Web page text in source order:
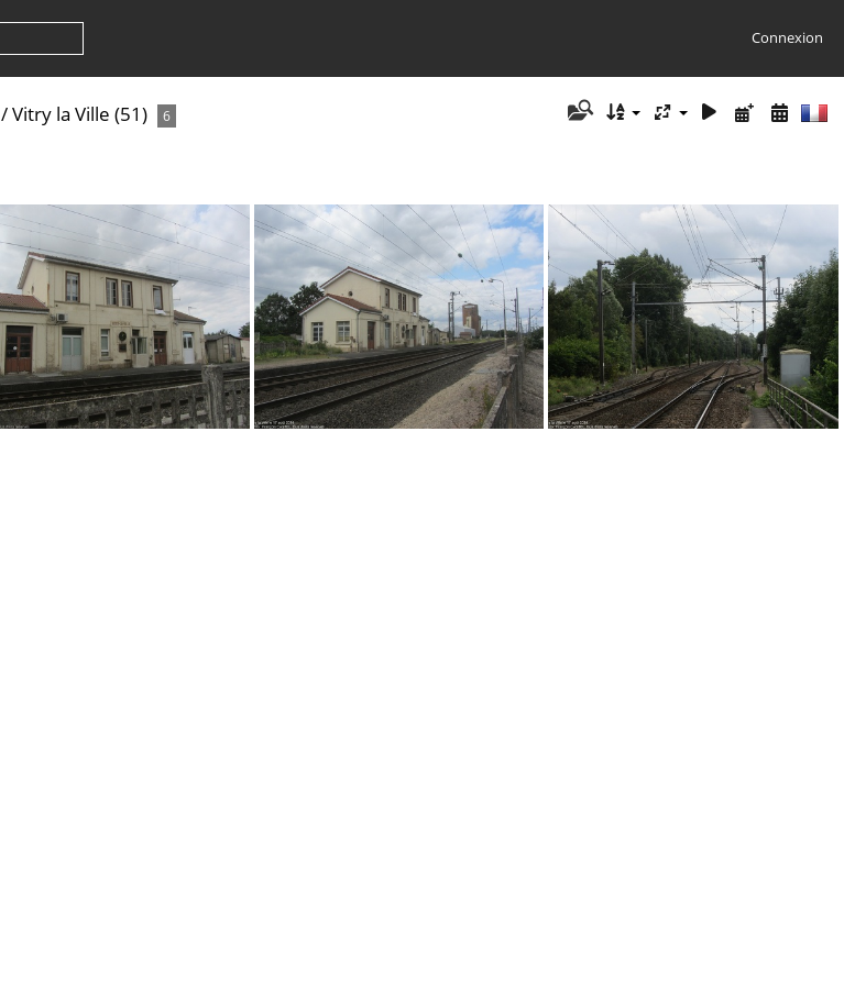
Connexion
/Vitry la Ville (51) 6